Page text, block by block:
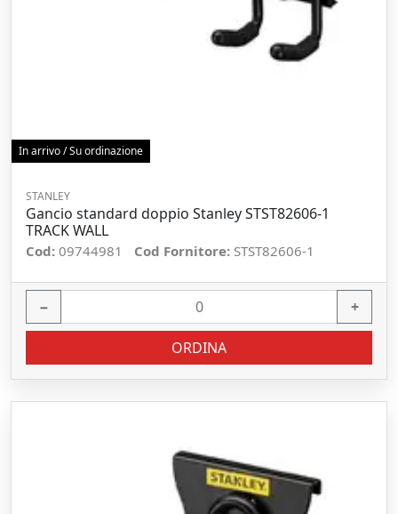
In arrivo / Su ordinazione
STANLEY
Gancio standard doppio Stanley STST82606-1
TRACK WALL
Cod: 09744981 Cod Fornitore: STST82606-1
− +
ORDINA